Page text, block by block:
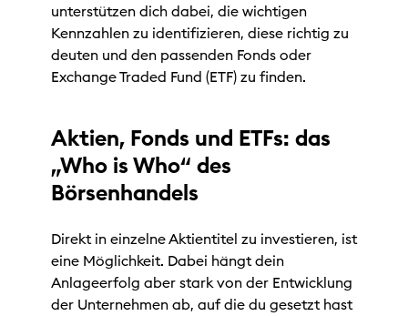
unterstützen dich dabei, die wichtigen
Kennzahlen zu identifizieren, diese richtig zu
deuten und den passenden Fonds oder
Exchange Traded Fund (ETF) zu finden.
Aktien, Fonds und ETFs: das
„Who is Who“ des
Börsenhandels
Direkt in einzelne Aktientitel zu investieren, ist
eine Möglichkeit. Dabei hängt dein
Anlageerfolg aber stark von der Entwicklung
der Unternehmen ab, auf die du gesetzt hast